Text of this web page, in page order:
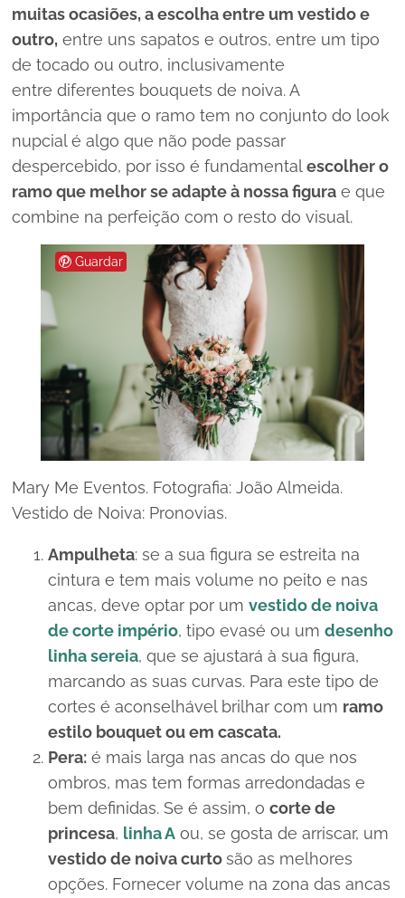
muitas ocasiões, a escolha entre um vestido e
outro, entre uns sapatos e outros, entre um tipo
de tocado ou outro, inclusivamente
entre diferentes bouquets de noiva. A
importância que o ramo tem no conjunto do look
nupcial é algo que não pode passar
despercebido, por isso é fundamentalescolher o
ramo que melhor se adapte à nossa figura e que
combine na perfeição com o resto do visual.
Guardar
Mary Me Eventos. Fotografia: João Almeida.
Vestido de Noiva: Pronovias.
Ampulheta: se a sua figura se estreita na
cintura e tem mais volume no peito e nas
ancas, deve optar por um vestido de noiva
de corte império, tipo evasé ou um desenho
linha sereia, que se ajustará à sua figura,
marcando as suas curvas. Para este tipo de
cortes é aconselhável brilhar com um ramo
estilo bouquetou em cascata.
Pera: é mais larga nas ancas do que nos
ombros, mas tem formas arredondadas e
bem definidas. Se é assim, o corte de
princesa, linha A ou, se gosta de arriscar, um
vestido de noiva curtosão as melhores
opções. Fornecer volume na zona das ancas